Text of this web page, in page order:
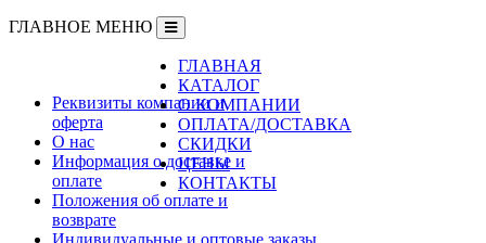
ГЛАВНОЕ МЕНЮ
ГЛАВНАЯ
КАТАЛОГ
О КОМПАНИИ
ОПЛАТА/ДОСТАВКА
СКИДКИ
ЦЕНЫ
КОНТАКТЫ
Реквизиты компании и
оферта
О нас
Информация о доставке и
оплате
Положения об оплате и
возврате
Индивидуальные и оптовые заказы